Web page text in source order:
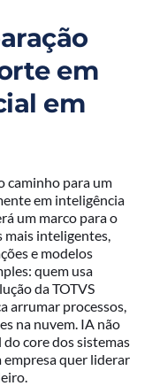
em
em
caminho para um
em inteligência
um marco para o
mais inteligentes,
e modelos
quem usa
da TOTVS
arrumar processos,
na nuvem. IA não
do core dos sistemas
empresa quer liderar